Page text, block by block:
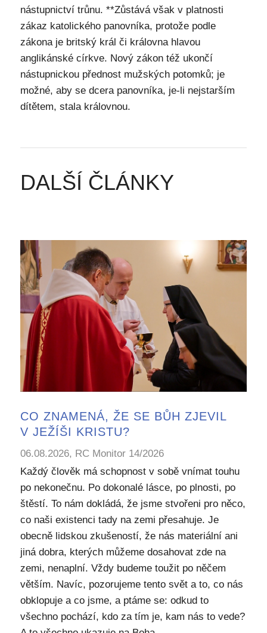
nástupnictví trůnu. **Zůstává však v platnosti
zákaz katolického panovníka, protože podle
zákona je britský král či královna hlavou
anglikánské církve. Nový zákon též ukončí
nástupnickou přednost mužských potomků; je
možné, aby se dcera panovníka, je-li nejstarším
dítětem, stala královnou.
DALŠÍ ČLÁNKY
CO ZNAMENÁ, ŽE SE BŮH ZJEVIL
V JEŽÍŠI KRISTU?
06.08.2026, RC Monitor 14/2026
Každý člověk má schopnost v sobě vnímat touhu
po nekonečnu. Po dokonalé lásce, po plnosti, po
štěstí. To nám dokládá, že jsme stvořeni pro něco,
co naši existenci tady na zemi přesahuje. Je
obecně lidskou zkušeností, že nás materiální ani
jiná dobra, kterých můžeme dosahovat zde na
zemi, nenaplní. Vždy budeme toužit po něčem
větším. Navíc, pozorujeme tento svět a to, co nás
obklopuje a co jsme, a ptáme se: odkud to
všechno pochází, kdo za tím je, kam nás to vede?